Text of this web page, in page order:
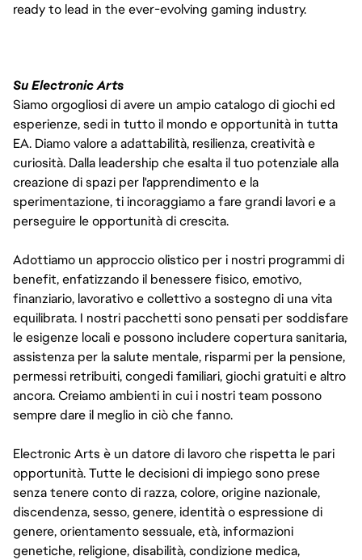
ready to lead in the ever-evolving gaming industry.
Su Electronic Arts
Siamo orgogliosi di avere un ampio catalogo di giochi ed
esperienze, sedi in tutto il mondo e opportunità in tutta
EA. Diamo valore a adattabilità, resilienza, creatività e
curiosità. Dalla leadership che esalta il tuo potenziale alla
creazione di spazi per l'apprendimento e la
sperimentazione, ti incoraggiamo a fare grandi lavori e a
perseguire le opportunità di crescita.
Adottiamo un approccio olistico per i nostri programmi di
benefit, enfatizzando il benessere fisico, emotivo,
finanziario, lavorativo e collettivo a sostegno di una vita
equilibrata. I nostri pacchetti sono pensati per soddisfare
le esigenze locali e possono includere copertura sanitaria,
assistenza per la salute mentale, risparmi per la pensione,
permessi retribuiti, congedi familiari, giochi gratuiti e altro
ancora. Creiamo ambienti in cui i nostri team possono
sempre dare il meglio in ciò che fanno.
Electronic Arts è un datore di lavoro che rispetta le pari
opportunità. Tutte le decisioni di impiego sono prese
senza tenere conto di razza, colore, origine nazionale,
discendenza, sesso, genere, identità o espressione di
genere, orientamento sessuale, età, informazioni
genetiche, religione, disabilità, condizione medica,